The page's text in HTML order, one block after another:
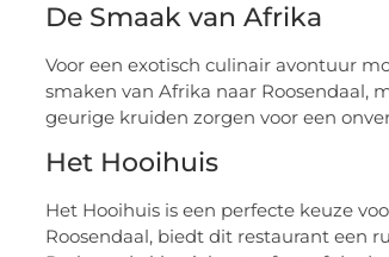
De Smaak van Afrika
Voor een exotisch culinair avontuur
smaken van Afrika naar Roosendaal,
geurige kruiden zorgen voor een
Het Hooihuis
Het Hooihuis is een perfecte keuze
Roosendaal, biedt dit restaurant een